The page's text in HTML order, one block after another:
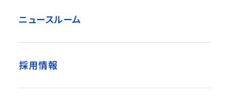
ニュースルーム
採用情報